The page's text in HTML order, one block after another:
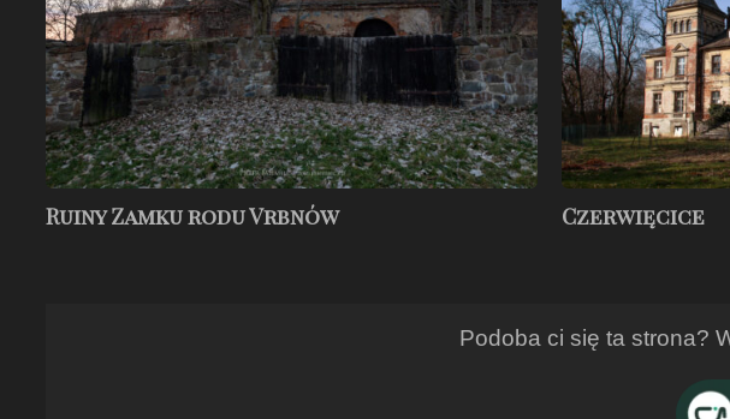
Ruiny Zamku rodu Vrbnów Czerwięcice
Podoba ci się ta strona?